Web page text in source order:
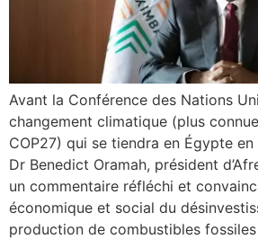
Avant la Conférence des Nations
changement climatique (plus
COP27) qui se tiendra en Égypte
Dr Benedict Oramah, président
un commentaire réfléchi et
économique et social du
production de combustibles